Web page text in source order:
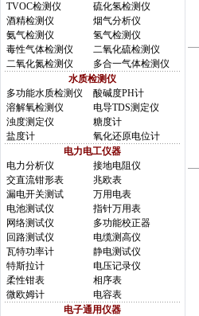
TVOC检测仪
硫化氢检测仪
酒精检测仪
烟气分析仪
氨气检测仪
氢气检测仪
毒性气体检测仪
二氧化硫检测仪
二氧化氮检测仪
多合一气体检测仪
水质检测仪
多功能水质检测仪
酸碱度PH计
溶解氧检测仪
电导TDS测定仪
浊度测定仪
糖度计
盐度计
氧化还原电位计
电力电工仪器
电力分析仪
接地电阻仪
交直流钳形表
兆欧表
漏电开关测试
万用电表
电池测试仪
指针万用表
网络测试仪
多功能校正器
回路测试仪
电缆测高仪
瓦特功率计
静电测试仪
特斯拉计
电压记录仪
柔性钳表
相序表
微欧姆计
电容表
电子通用仪器